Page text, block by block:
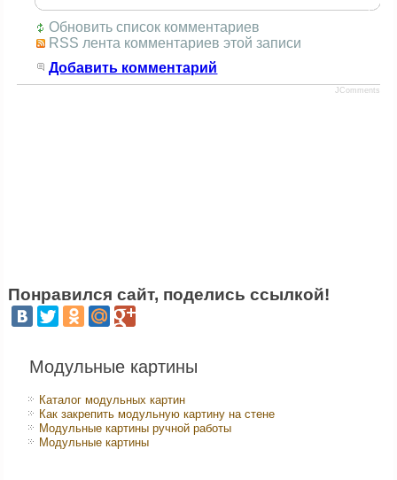
Обновить список комментариев
RSS лента комментариев этой записи
Добавить комментарий
JComments
Понравился сайт, поделись ссылкой!
Модульные картины
Каталог модульных картин
Как закрепить модульную картину на стене
Модульные картины ручной работы
Модульные картины